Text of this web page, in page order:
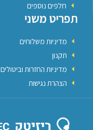
חלפים נוספים
תפריט משני
מדיניות משלוחים
תקנון
מדיניות החזרות וביטולים
הצהרת נגישות